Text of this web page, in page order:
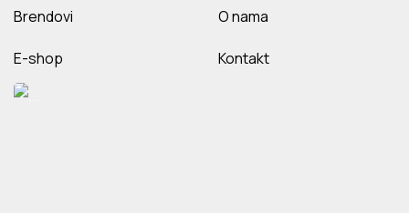
Brendovi
E-shop
O nama
Kontakt